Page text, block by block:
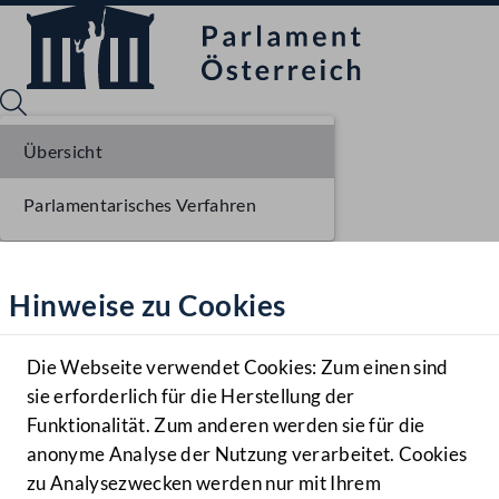
Hilfe
Benutzer
Navigationsmenü öffnen
MENÜ
Hinweise zu Cookies
Die Webseite verwendet Cookies: Zum einen sind
sie erforderlich für die Herstellung der
Funktionalität. Zum anderen werden sie für die
anonyme Analyse der Nutzung verarbeitet. Cookies
zu Analysezwecken werden nur mit Ihrem
Übersicht
Parlamentarisches Verfahren